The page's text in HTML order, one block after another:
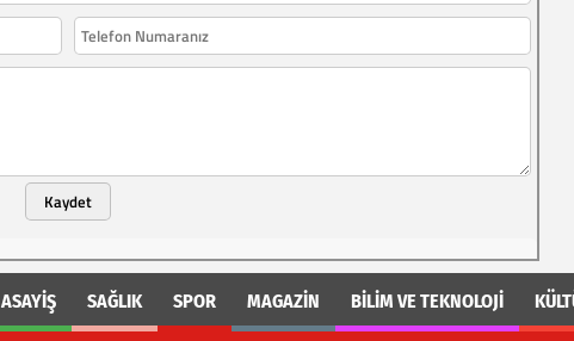
Kaydet
ASAYİŞ SAĞLIK SPOR MAGAZİN BİLİM VE TEKNOLOJİ